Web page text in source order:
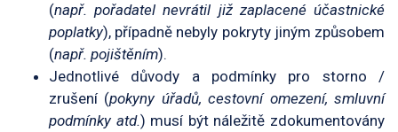
(např. pořadatel nevrátil již zaplacené účastnické
poplatky), případně nebyly pokryty jiným způsobem
(např. pojištěním).
Jednotlivé důvody a podmínky pro storno /
zrušení (pokyny úřadů, cestovní omezení, smluvní
podmínky atd.) musí být náležitě zdokumentovány